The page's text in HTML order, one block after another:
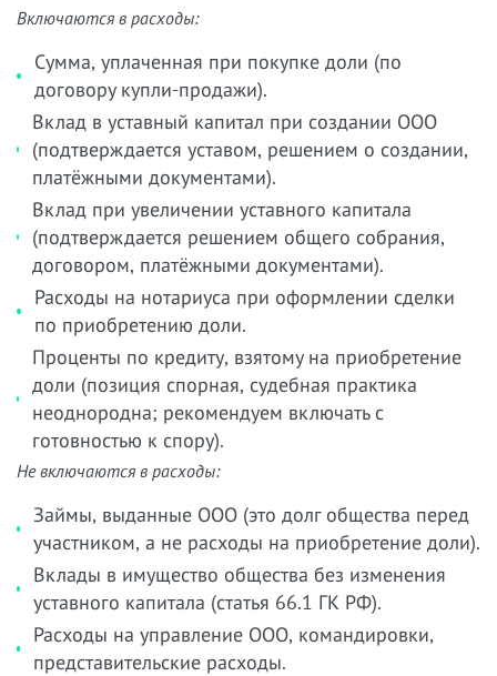
Включаются в расходы:
Сумма, уплаченная при покупке доли (по
договору купли-продажи).
Вклад в уставный капитал при создании ООО
(подтверждается уставом, решением о создании,
платёжными документами).
Вклад при увеличении уставного капитала
(подтверждается решением общего собрания,
договором, платёжными документами).
Расходы на нотариуса при оформлении сделки
по приобретению доли.
Проценты по кредиту, взятому на приобретение
доли (позиция спорная, судебная практика
неоднородна; рекомендуем включать с
готовностью к спору).
Не включаются в расходы:
Займы, выданные ООО (это долг общества перед
участником, а не расходы на приобретение доли).
Вклады в имущество общества без изменения
уставного капитала (статья 66.1 ГК РФ).
Расходы на управление ООО, командировки,
представительские расходы.